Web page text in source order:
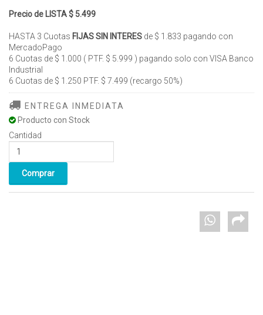
Precio de LISTA $ 5.499
HASTA 3 Cuotas FIJAS SIN INTERES de $ 1.833 pagando con
MercadoPago
6 Cuotas de $ 1.000 ( PTF. $ 5.999 ) pagando solo con VISA Banco
Industrial
6 Cuotas de $ 1.250 PTF. $ 7.499 (recargo 50%)
ENTREGA INMEDIATA
Producto con Stock
Cantidad